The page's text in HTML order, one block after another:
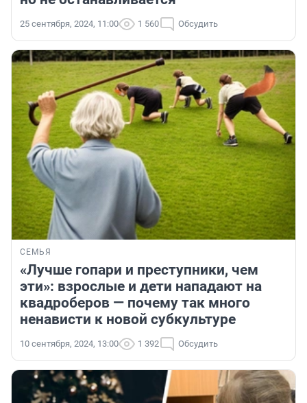
25 сентября, 2024, 11:00 1 560 Обсудить
СЕМЬЯ
«Лучше гопари и преступники, чем
эти»: взрослые и дети нападают на
квадроберов — почему так много
ненависти к новой субкультуре
10 сентября, 2024, 13:00 1 392 Обсудить